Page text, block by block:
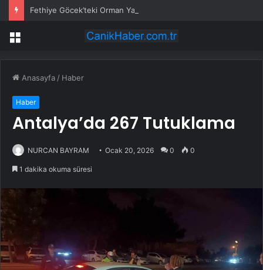
Menü
Anasayfa / Haber
Haber
Antalya’da 267 Tutuklama
NURCAN BAYRAM Ocak 20, 2026 0 0
1 dakika okuma süresi